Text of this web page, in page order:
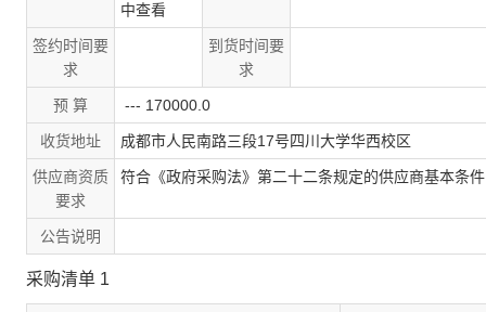
中查看
签约时间要
求
到货时间要
求
预 算 --- 170000.0
收货地址 成都市人民南路三段17号四川大学华西校区
供应商资质
要求
符合《政府采购法》第二十二条规定的供应商基本条件
公告说明
采购清单 1